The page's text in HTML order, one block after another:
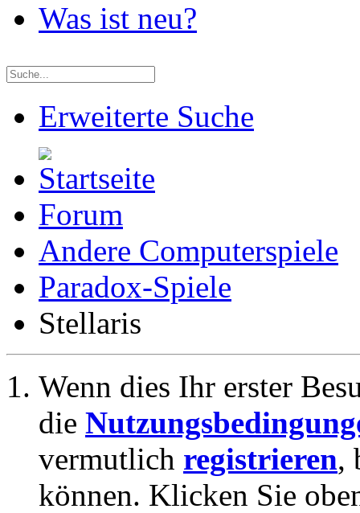
Was ist neu?
Erweiterte Suche
Forum
Andere Computerspiele
Paradox-Spiele
Stellaris
Wenn dies Ihr erster
die
vermutlich registrieren,
können. Klicken Sie